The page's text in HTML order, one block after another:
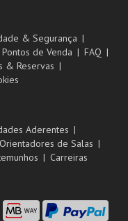
& Segurança
Pontos de Venda
FAQ
& Reservas
Aderentes
Orientadores de Salas
Carreiras